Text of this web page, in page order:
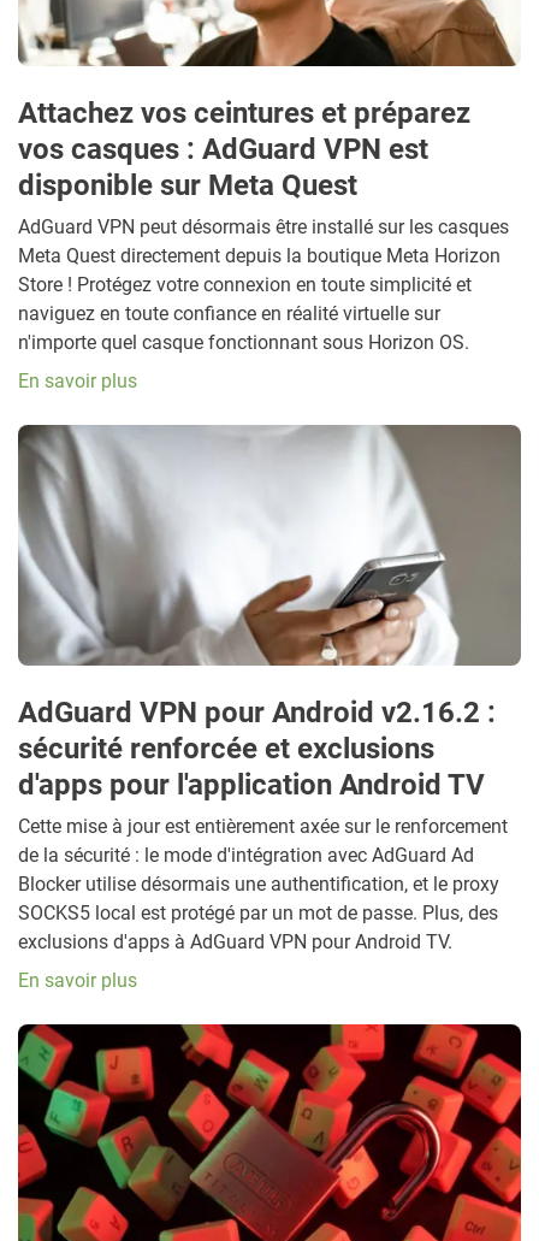
Attachez vos ceintures et préparez
vos casques : AdGuard VPN est
disponible sur Meta Quest
AdGuard VPN peut désormais être installé sur les casques
Meta Quest directement depuis la boutique Meta Horizon
Store ! Protégez votre connexion en toute simplicité et
naviguez en toute confiance en réalité virtuelle sur
n'importe quel casque fonctionnant sous Horizon OS.
En savoir plus
AdGuard VPN pour Android v2.16.2 :
sécurité renforcée et exclusions
d'apps pour l'application Android TV
Cette mise à jour est entièrement axée sur le renforcement
de la sécurité : le mode d'intégration avec AdGuard Ad
Blocker utilise désormais une authentification, et le proxy
SOCKS5 local est protégé par un mot de passe. Plus, des
exclusions d'apps à AdGuard VPN pour Android TV.
En savoir plus